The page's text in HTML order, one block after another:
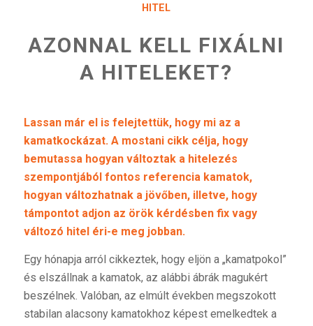
HITEL
AZONNAL KELL FIXÁLNI
A HITELEKET?
Lassan már el is felejtettük, hogy mi az a
kamatkockázat. A mostani cikk célja, hogy
bemutassa hogyan változtak a hitelezés
szempontjából fontos referencia kamatok,
hogyan változhatnak a jövőben, illetve, hogy
támpontot adjon az örök kérdésben fix vagy
változó hitel éri-e meg jobban.
Egy hónapja arról cikkeztek, hogy eljön a „kamatpokol”
és elszállnak a kamatok, az alábbi ábrák magukért
beszélnek. Valóban, az elmúlt években megszokott
stabilan alacsony kamatokhoz képest emelkedtek a